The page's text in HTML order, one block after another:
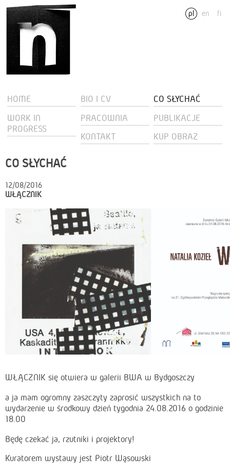
pl en fi
HOME BIO I CV
CO SŁYCHAĆ
WORK IN
PROGRESS
PRACOWNIA
PUBLIKACJE
KONTAKT
KUP OBRAZ
CO SŁYCHAĆ
12/08/2016
WŁĄCZNIK
WŁĄCZNIK się otwiera w galerii BWA w Bydgoszczy
a ja mam ogromny zaszczyty zaprosić wszystkich na to
wydarzenie w środkowy dzień tygodnia 24.08.2016 o godzinie
18.00
Będę czekać ja, rzutniki i projektory!
Kuratorem wystawy jest Piotr Wąsowski